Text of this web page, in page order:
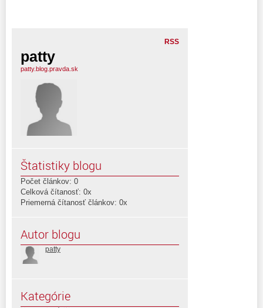
RSS
patty
patty.blog.pravda.sk
Štatistiky blogu
Počet článkov: 0
Celková čítanosť: 0x
Priemerná čítanosť článkov: 0x
Autor blogu
patty
Kategórie